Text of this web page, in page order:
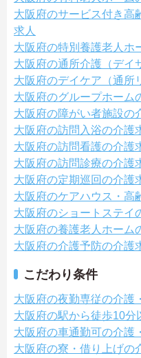
大阪府のサービス付き高
求人
大阪府の特別養護老人ホ
大阪府の通所介護（デイ
大阪府のデイケア（通所
大阪府のグループホーム
大阪府の障がい者施設の
大阪府の訪問入浴の介護
大阪府の訪問看護の介護
大阪府の訪問診療の介護
大阪府の定期巡回の介護
大阪府のケアハウス・高
大阪府のショートステイ
大阪府の養護老人ホーム
大阪府の介護予防の介護
こだわり条件
大阪府の夜勤専従の介護
大阪府の駅から徒歩10分
大阪府の車通勤可の介護
大阪府の寮・借り上げの